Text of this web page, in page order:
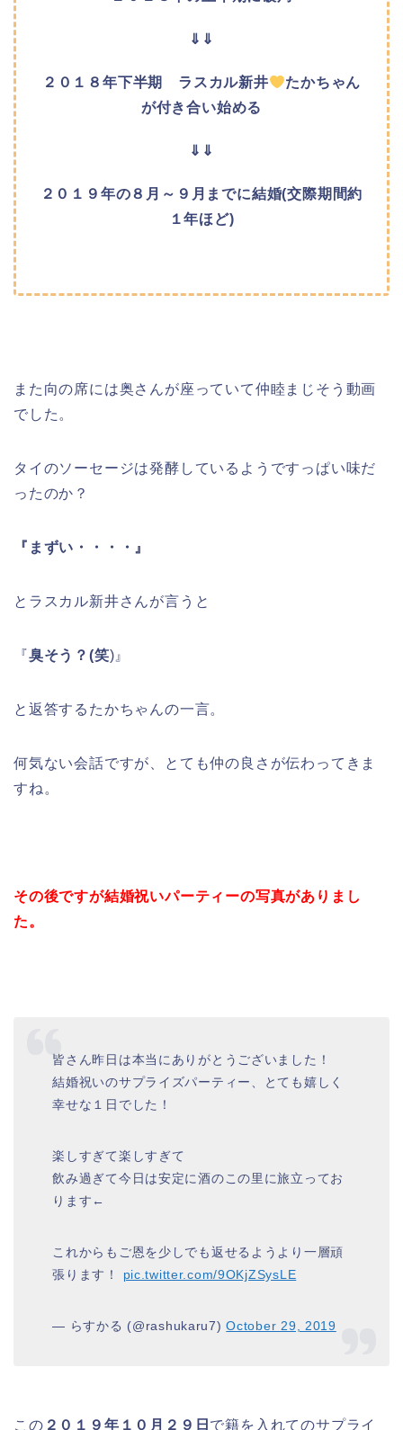
⇓⇓
２０１８年下半期 ラスカル新井
たかちゃん
が付き合い始める
⇓⇓
２０１９年の８月～９月までに結婚(交際期間約
１年ほど)
また向の席には奥さんが座っていて仲睦まじそう動画
でした。
タイのソーセージは発酵しているようですっぱい味だ
ったのか？
『まずい・・・・』
とラスカル新井さんが言うと
『臭そう？(笑)』
と返答するたかちゃんの一言。
何気ない会話ですが、とても仲の良さが伝わってきま
すね。
その後ですが結婚祝いパーティーの写真がありまし
た。
皆さん昨日は本当にありがとうございました！
結婚祝いのサプライズパーティー、とても嬉しく
幸せな１日でした！
楽しすぎて楽しすぎて
飲み過ぎて今日は安定に酒のこの里に旅立ってお
ります←
これからもご恩を少しでも返せるようより一層頑
張ります！ pic.twitter.com/9OKjZSysLE
— らすかる (@rashukaru7)October 29, 2019
この ２０１９年１０月２９日 で籍を入れてのサプライ